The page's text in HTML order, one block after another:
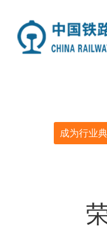
成为行业